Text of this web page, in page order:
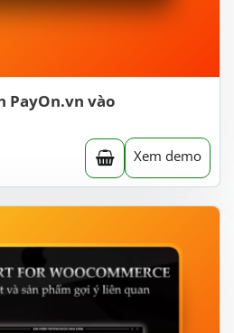
PayOn.vn vào
Xem demo